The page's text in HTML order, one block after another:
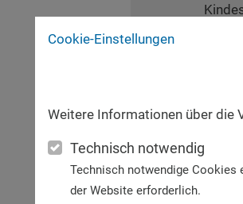
Es
der
Für
Cookie-Einstellungen
Weitere Informationen über die
Technisch notwendig
Technisch notwendige Cookies
der Website erforderlich.